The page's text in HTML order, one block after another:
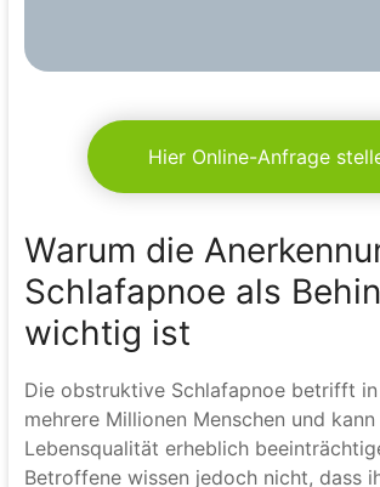
Hier Online-Anfrage
Warum die
Schlafapnoe als
wichtig ist
Die obstruktive Schlafapnoe betrifft
mehrere Millionen Menschen und
Lebensqualität erheblich
Betroffene wissen jedoch nicht, dass